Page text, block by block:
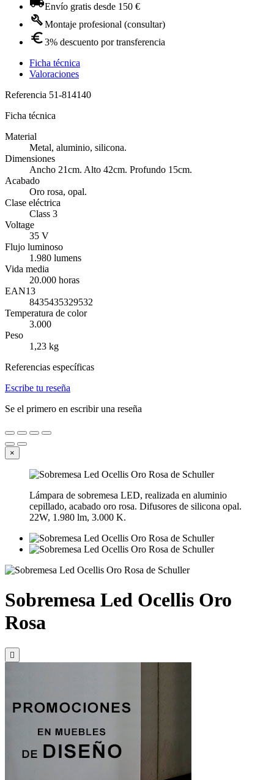
Envío gratis desde 150 €
Montaje profesional (consultar)
3% descuento por transferencia
Ficha técnica
Valoraciones
Referencia 51-814140
Ficha técnica
Material
Metal, aluminio, silicona.
Dimensiones
Ancho 21cm. Alto 42cm. Profundo 15cm.
Acabado
Oro rosa, opal.
Clase eléctrica
Class 3
Voltage
35 V
Flujo luminoso
1.980 lumens
Vida media
20.000 horas
EAN13
8435435329532
Temperatura de color
3.000
Peso
1,23 kg
Referencias específicas
Escribe tu reseña
Se el primero en escribir una reseña
×
Lámpara de sobremesa LED, realizada en aluminio
cepillado, acabado oro rosa. Difusores de silicona opal.
22W, 1.980 lm, 3.000 K.
Sobremesa Led Ocellis Oro
Rosa
